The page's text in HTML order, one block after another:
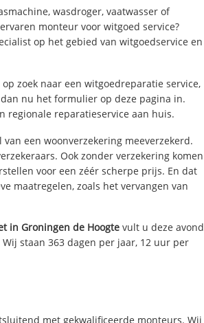
wasdroger, vaatwasser of
monteur voor witgoed service?
op het gebied van witgoedservice en
zoek naar een witgoedreparatie service,
nu het formulier op deze pagina in.
regionale reparatieservice aan huis.
een woonverzekering meeverzekerd.
Ook zonder verzekering komen
voor een zéér scherpe prijs. En dat
maatregelen, zoals het vervangen van
in Groningen de Hoogte vult u deze avond
staan 363 dagen per jaar, 12 uur per
met gekwalificeerde monteurs. Wij